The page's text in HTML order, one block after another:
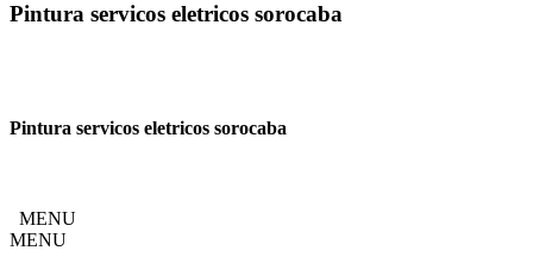
Pintura servicos eletricos sorocaba
Pintura servicos eletricos sorocaba
MENU
MENU